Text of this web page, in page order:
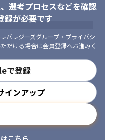
選考プロセスなどを確認
録が必要です
レバレジーズグループ・プライバシ
だける場合は会員登録へお進みく
で登録
インアップ